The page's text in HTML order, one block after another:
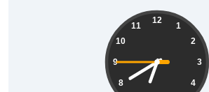
12
1
2
3
4
8
9
10
11